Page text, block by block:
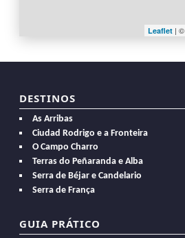
Leaflet| ©
DESTINOS
As Arribas
Ciudad Rodrigo e a Fronteira
O Campo Charro
Terras do Peñaranda e Alba
Serra de Béjar e Candelario
Serra de França
GUIA PRÁTICO